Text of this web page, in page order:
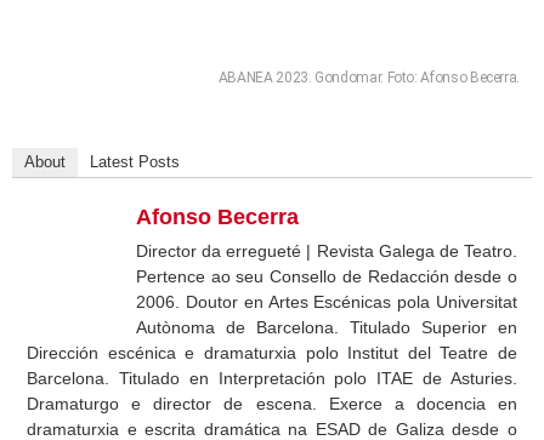
ABANEA 2023. Gondomar. Foto: Afonso Becerra.
About Latest Posts
Afonso Becerra
Director da erregueté | Revista Galega de Teatro.
Pertence ao seu Consello de Redacción desde o
2006. Doutor en Artes Escénicas pola Universitat
Autònoma de Barcelona. Titulado Superior en
Dirección escénica e dramaturxia polo Institut del Teatre de
Barcelona. Titulado en Interpretación polo ITAE de Asturies.
Dramaturgo e director de escena. Exerce a docencia en
dramaturxia e escrita dramática na ESAD de Galiza desde o